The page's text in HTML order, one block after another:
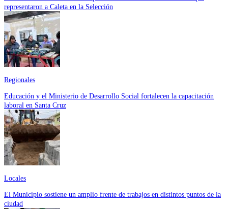
representaron a Caleta en la Selección
Regionales
Educación y el Ministerio de Desarrollo Social fortalecen la capacitación
laboral en Santa Cruz
Locales
El Municipio sostiene un amplio frente de trabajos en distintos puntos de la
ciudad